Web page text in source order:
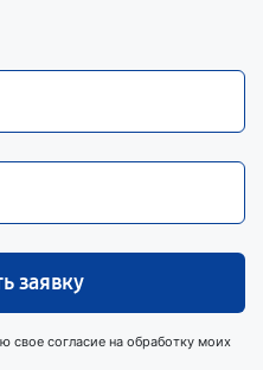
заявку
свое согласие на обработку моих